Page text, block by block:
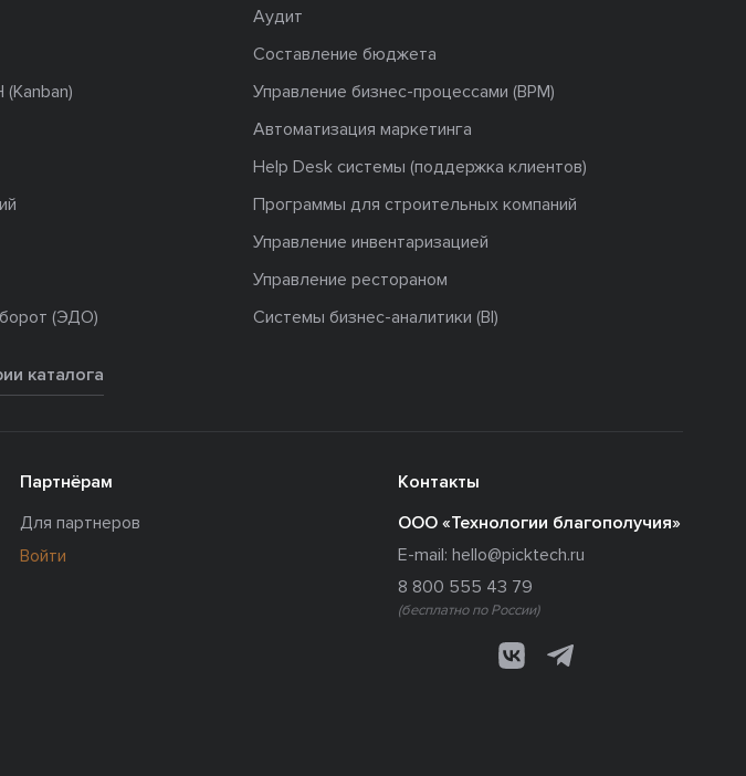
Аудит
Составление бюджета
Управление бизнес-процессами (BPM)
Автоматизация маркетинга
Help Desk системы (поддержка клиентов)
Программы для строительных компаний
Управление инвентаризацией
Управление рестораном
(ЭДО) Системы бизнес-аналитики (BI)
каталога
Партнёрам
Для партнеров
Войти
Контакты
ООО «Технологии благополучия»
E-mail: hello@picktech.ru
8 800 555 43 79
(бесплатно по России)